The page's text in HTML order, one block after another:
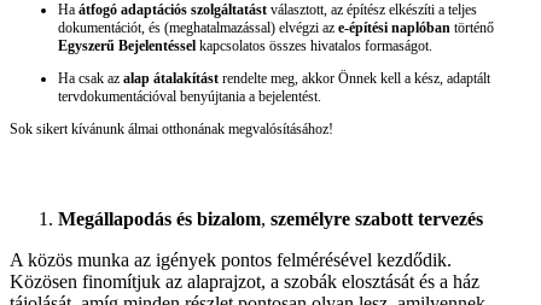
Ha átfogó adaptációs szolgáltatást választott, az építész elkészíti a teljes
dokumentációt, és (meghatalmazással) elvégzi az e-építési naplóban történő
Egyszerű Bejelentéssel kapcsolatos összes hivatalos formaságot.
Ha csak az alap átalakítást rendelte meg, akkor Önnek kell a kész, adaptált
tervdokumentációval benyújtania a bejelentést.
Sok sikert kívánunk álmai otthonának megvalósításához!
Megállapodás és bizalom, személyre szabott tervezés
A közös munka az igények pontos felmérésével kezdődik.
Közösen finomítjuk az alaprajzot, a szobák elosztását és a ház